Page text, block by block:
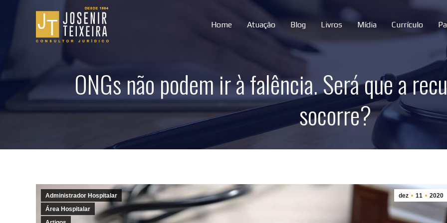
Home Atuação Blog Livros Mídia Currículo
ONGs não podem ir à falência. Será que a
socorre?
dez 11 2020
Administrador Hospitalar
Área Hospitalar